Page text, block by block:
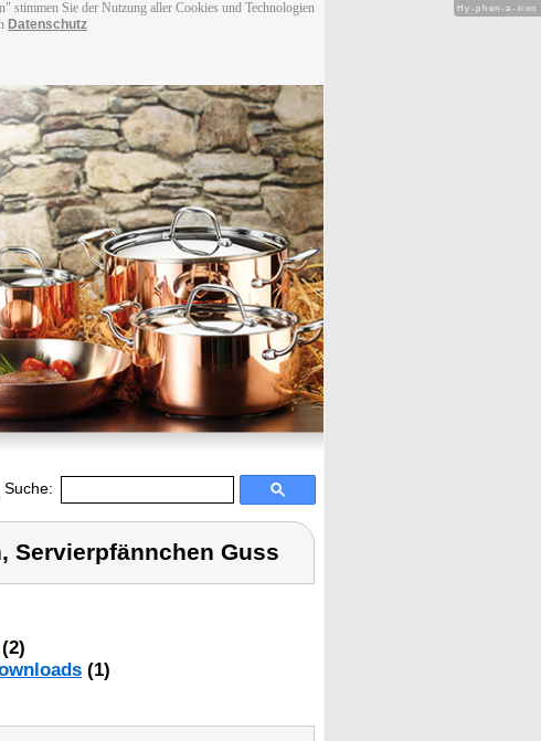
stimmen Sie der Nutzung aller Cookies und Technologien
Datenschutz
Suche:
Servierpfännchen Guss
(2)
(1)
Hy-phen-a-tion